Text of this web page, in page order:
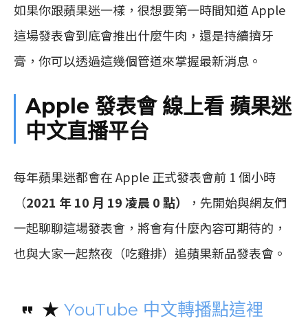
如果你跟蘋果迷一樣，很想要第一時間知道 Apple
這場發表會到底會推出什麼牛肉，還是持續擠牙
膏，你可以透過這幾個管道來掌握最新消息。
Apple 發表會 線上看 蘋果迷
中文直播平台
每年蘋果迷都會在 Apple 正式發表會前 1 個小時
（2021 年 10 月 19 凌晨 0 點）
，先開始與網友們
一起聊聊這場發表會，將會有什麼內容可期待的，
也與大家一起熬夜（吃雞排）追蘋果新品發表會。
★ YouTube 中文轉播點這裡